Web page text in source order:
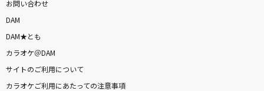
お問い合わせ
DAM
DAM★とも
カラオケ＠DAM
サイトのご利用について
カラオケご利用にあたっての注意事項